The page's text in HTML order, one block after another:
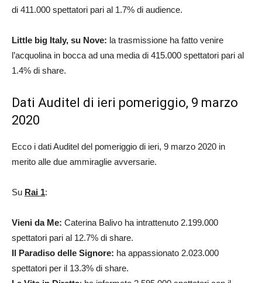
di 411.000 spettatori pari al 1.7% di audience.
Little big Italy, su Nove: la trasmissione ha fatto venire
l’acquolina in bocca ad una media di 415.000 spettatori pari al
1.4% di share.
Dati Auditel di ieri pomeriggio, 9 marzo
2020
Ecco i dati Auditel del pomeriggio di ieri, 9 marzo 2020 in
merito alle due ammiraglie avversarie.
Su Rai 1:
Vieni da Me: Caterina Balivo ha intrattenuto 2.199.000
spettatori pari al 12.7% di share.
Il Paradiso delle Signore: ha appassionato 2.023.000
spettatori per il 13.3% di share.